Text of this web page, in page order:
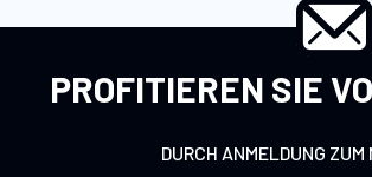
PROFITIEREN SIE
DURCH ANMELDUNG